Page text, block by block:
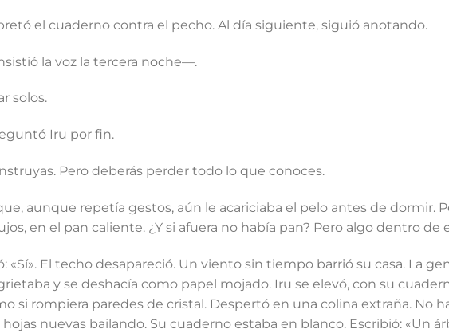
el cuaderno contra el pecho. Al día siguiente, siguió anotando.
la voz la tercera noche—.
solos.
Iru por fin.
Pero deberás perder todo lo que conoces.
aunque repetía gestos, aún le acariciaba el pelo antes de dormir.
en el pan caliente. ¿Y si afuera no había pan? Pero algo dentro de
«Sí». El techo desapareció. Un viento sin tiempo barrió su casa. La
y se deshacía como papel mojado. Iru se elevó, con su
si rompiera paredes de cristal. Despertó en una colina extraña. No
nuevas bailando. Su cuaderno estaba en blanco. Escribió: «Un